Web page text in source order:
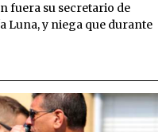
fuera su secretario de
Luna, y niega que durante